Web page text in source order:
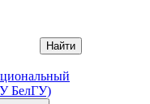
Найти